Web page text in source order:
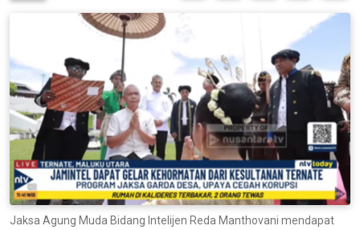
Jaksa Agung Muda Bidang Intelijen Reda Manthovani mendapat